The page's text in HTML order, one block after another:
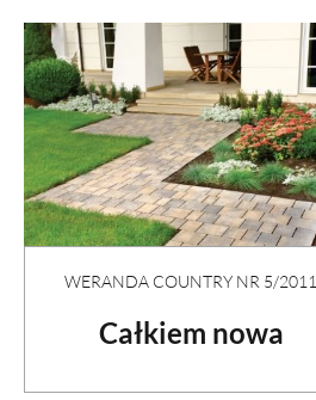
WERANDA COUNTRY NR 5/2011
Całkiem nowa